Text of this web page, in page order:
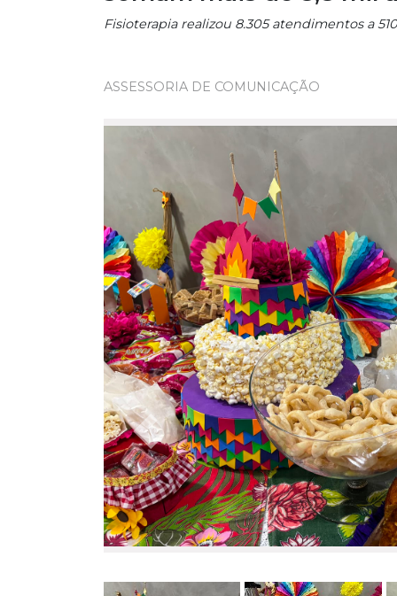
Fisioterapia realizou 8.305 atendimentos a
ASSESSORIA DE COMUNICAÇÃO
Anterior